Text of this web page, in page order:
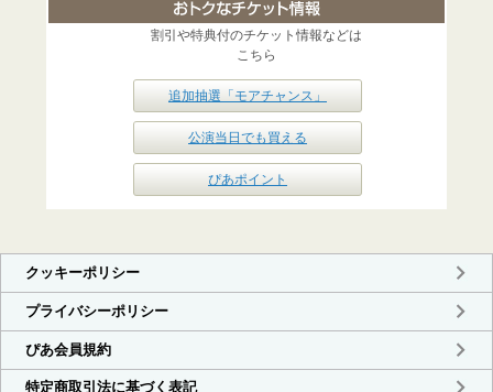
割引や特典付のチケット情報などは
こちら
追加抽選「モアチャンス」
公演当日でも買える
ぴあポイント